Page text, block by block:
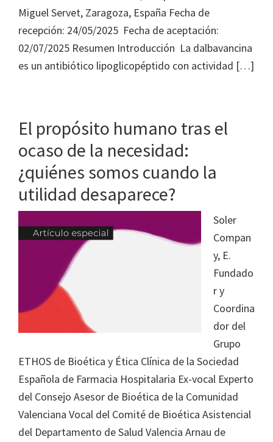
Miguel Servet, Zaragoza, España Fecha de
recepción: 24/05/2025 Fecha de aceptación:
02/07/2025 Resumen Introducción La dalbavancina
es un antibiótico lipoglicopéptido con actividad […]
El propósito humano tras el
ocaso de la necesidad:
¿quiénes somos cuando la
utilidad desaparece?
Soler
Compan
y, E.
Fundado
r y
Coordina
dor del
Grupo
ETHOS de Bioética y Ética Clínica de la Sociedad
Española de Farmacia Hospitalaria Ex-vocal Experto
del Consejo Asesor de Bioética de la Comunidad
Valenciana Vocal del Comité de Bioética Asistencial
del Departamento de Salud Valencia Arnau de